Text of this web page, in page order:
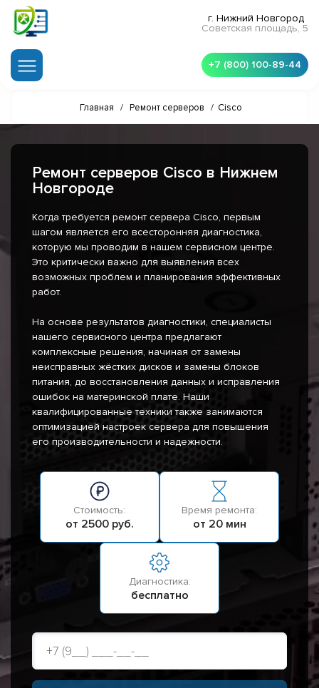
г. Нижний Новгород
Советская площадь, 5
+7 (800) 100-89-44
Главная / Ремонт серверов / Cisco
Ремонт серверов Cisco в Нижнем
Новгороде
Когда требуется ремонт сервера Cisco, первым
шагом является его всесторонняя диагностика,
которую мы проводим в нашем сервисном центре.
Это критически важно для выявления всех
возможных проблем и планирования эффективных
работ.
На основе результатов диагностики, специалисты
нашего сервисного центра предлагают
комплексные решения, начиная от замены
неисправных жёстких дисков и замены блоков
питания, до восстановления данных и исправления
ошибок на материнской плате. Наши
квалифицированные техники также занимаются
оптимизацией настроек сервера для повышения
его производительности и надежности.
Стоимость:
от 2500 руб.
Время ремонта:
от 20 мин
Диагностика:
бесплатно